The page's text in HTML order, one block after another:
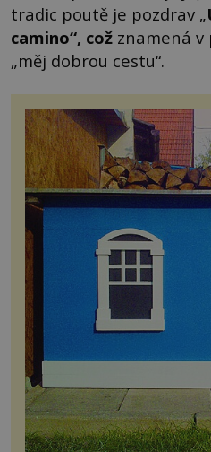
tradic poutě je pozdrav „
camino“, což znamená v
„měj dobrou cestu“.